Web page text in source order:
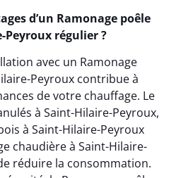
d’un Ramonage poêle
Peyroux régulier ?
avec un Ramonage
Peyroux contribue à
de votre chauffage. Le
à Saint-Hilaire-Peyroux,
à Saint-Hilaire-Peyroux
chaudière à Saint-Hilaire-
réduire la consommation.